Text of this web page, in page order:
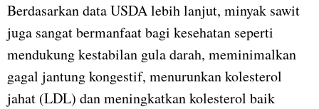
Berdasarkan data USDA lebih lanjut, minyak sawit
juga sangat bermanfaat bagi kesehatan seperti
mendukung kestabilan gula darah, meminimalkan
gagal jantung kongestif, menurunkan kolesterol
jahat (LDL) dan meningkatkan kolesterol baik